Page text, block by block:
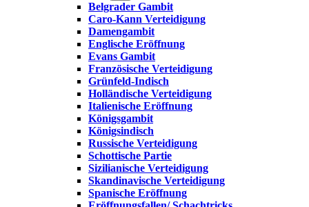
Belgrader Gambit
Caro-Kann Verteidigung
Damengambit
Englische Eröffnung
Evans Gambit
Französische Verteidigung
Grünfeld-Indisch
Holländische Verteidigung
Italienische Eröffnung
Königsgambit
Königsindisch
Russische Verteidigung
Schottische Partie
Sizilianische Verteidigung
Skandinavische Verteidigung
Spanische Eröffnung